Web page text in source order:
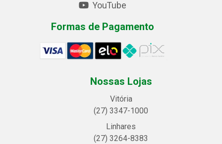
YouTube
Formas de Pagamento
Nossas Lojas
Vitória
(27) 3347-1000
Linhares
(27) 3264-8383